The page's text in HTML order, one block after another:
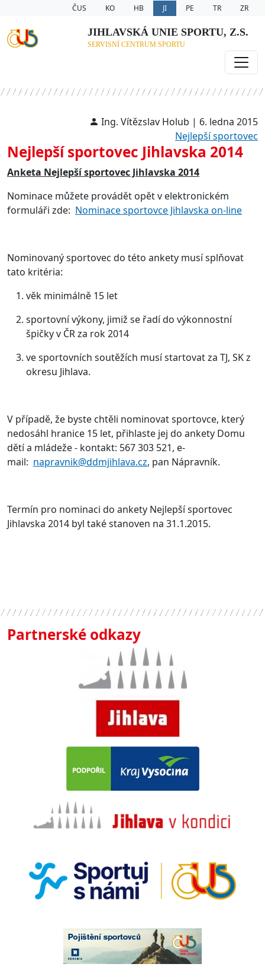
ČUS KO HB JI PE TR ZR
JIHLAVSKÁ UNIE SPORTU, Z.S.
SERVISNÍ CENTRUM SPORTU
Ing. Vítězslav Holub | 6. ledna 2015
Nejlepší sportovec
Nejlepší sportovec Jihlavska 2014
Anketa Nejlepší sportovec Jihlavska 2014
Nominace můžete provádět opět v elektronickém
formuláři zde: Nominace sportovce Jihlavska on-line
Nominovaný sportovec do této ankety musí splňovat
tato kritéria:
věk minimálně 15 let
sportovní výkony, jimiž se řadí do výkonnostní
špičky v ČR za rok 2014
ve sportovních soutěžích musí startovat za TJ, SK z
okresu Jihlava.
V případě, že byste chtěli nominovat sportovce, který
nedosáhl hranice 15 let, přihlaste jej do ankety Domu
dětí a mládeže - kontakt: 567 303 521, e-
mail: napravnik@ddmjihlava.cz, pan Nápravník.
Termín pro nominaci do ankety Nejlepší sportovec
Jihlavska 2014 byl také stanoven na 31.1.2015.
Partnerské odkazy